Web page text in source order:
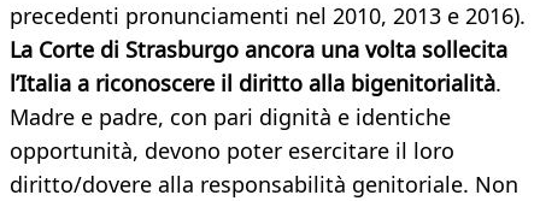
precedenti pronunciamenti nel 2010, 2013 e 2016).
La Corte di Strasburgo ancora una volta sollecita
l’Italia a riconoscere il diritto alla bigenitorialità.
Madre e padre, con pari dignità e identiche
opportunità, devono poter esercitare il loro
diritto/dovere alla responsabilità genitoriale. Non